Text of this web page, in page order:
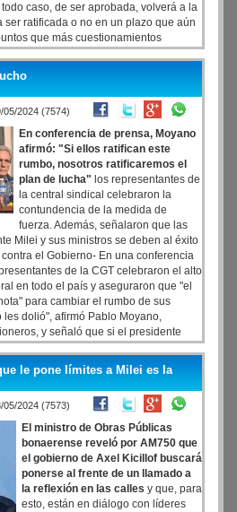
caso, de ser aprobada, volverá a la
ratificada o no en un plazo que aún
que más cuestionamientos
se convirtieron en moneda de cambio
a las Ganancias, la cuestión
Incentivo para Grandes Inversiones
del Interior, Guillermo Francos.
05/2024 (7574)
En conferencia de prensa, Moyano
afirmó: "Si ellos ratifican este
rumbo, nosotros ratificaremos el
plan de lucha" los representantes de
la central sindical celebraron la
contundencia de la medida de
fuerza. Además, señalaron que las
Milei y sus ministros se deben al éxito
el Gobierno- En una conferencia
de la CGT celebraron el alto
en todo el país y aseguraron que "el
para cambiar el rumbo de sus
dolió", afirmó Pablo Moyano,
y señaló que si el presidente
la central obrera mantendrá el plan
del paro que vimos en el día de hoy
tiene que tomar nota reconfigurar su
Héctor Daer-. Su política está
a extremos que difícilmente
políticas siguen adelante”.
le pone límites a Milei es la
05/2024 (7573)
El ministro de Obras Públicas
bonaerense reveló por AM750 que
el gobierno de Axel Kicillof buscará
ponerse al frente de un llamado a
la reflexión en las calles y que, para
esto, están en diálogo con líderes